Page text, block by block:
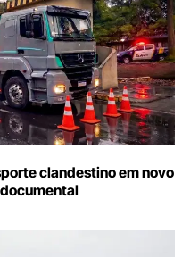
clandestino em novo